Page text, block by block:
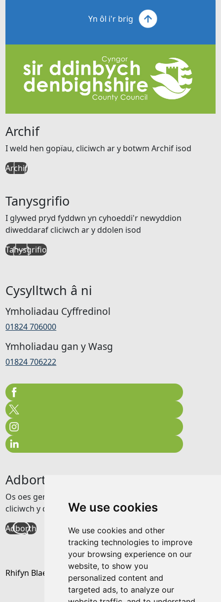
We use cookies
We use cookies and other
tracking technologies to improve
your browsing experience on our
website, to show you
personalized content and
targeted ads, to analyze our
Yn ôl i'r brig
Archif
I weld hen gopïau, cliciwch ar y botwm Archif isod
Archif
Tanysgrifio
I glywed pryd fyddwn yn cyhoeddi'r newyddion
diweddaraf cliciwch ar y ddolen isod
Tanysgrifio
Cysylltwch â ni
Ymholiadau Cyffredinol
01824 706000
Ymholiadau gan y Wasg
01824 706222
Adborth
Os oes gennych unrhyw adborth am y wefan hon
cliciwch y ddolen isod
Adborth
Rhifyn Blaenorol